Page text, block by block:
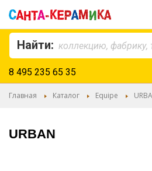
Найти:
8 495 235 65 35
Главная Каталог Equipe
URBAN